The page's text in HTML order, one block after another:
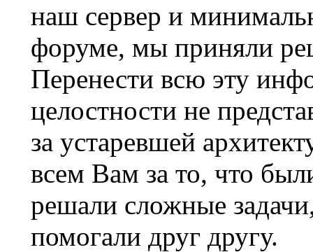
наш сервер и
форуме, мы приняли
Перенести всю эту
целостности не
за устаревшей
всем Вам за то, что
решали сложные
помогали друг другу.